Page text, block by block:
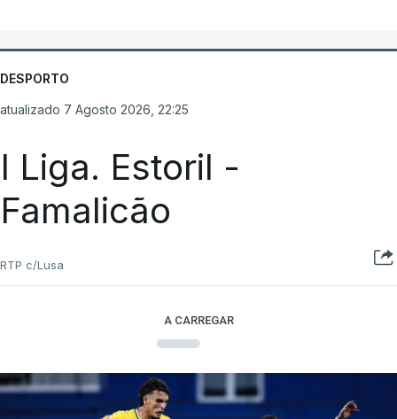
DESPORTO
atualizado 7 Agosto 2026, 22:25
I Liga. Estoril -
Famalicão
RTP c/Lusa
A CARREGAR